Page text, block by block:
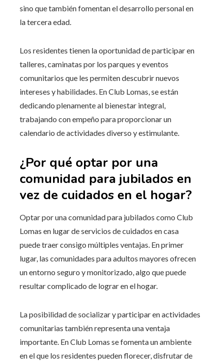
sino que también fomentan el desarrollo personal en
la tercera edad.
Los residentes tienen la oportunidad de participar en
talleres, caminatas por los parques y eventos
comunitarios que les permiten descubrir nuevos
intereses y habilidades. En Club Lomas, se están
dedicando plenamente al bienestar integral,
trabajando con empeño para proporcionar un
calendario de actividades diverso y estimulante.
¿Por qué optar por una
comunidad para jubilados en
vez de cuidados en el hogar?
Optar por una comunidad para jubilados como Club
Lomas en lugar de servicios de cuidados en casa
puede traer consigo múltiples ventajas. En primer
lugar, las comunidades para adultos mayores ofrecen
un entorno seguro y monitorizado, algo que puede
resultar complicado de lograr en el hogar.
La posibilidad de socializar y participar en actividades
comunitarias también representa una ventaja
importante. En Club Lomas se fomenta un ambiente
en el que los residentes pueden florecer, disfrutar de